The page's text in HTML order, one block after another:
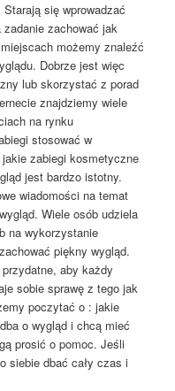
się wprowadzać
zachować jak
możemy znaleźć
Dobrze jest więc
lub skorzystać z porad
znajdziemy wiele
na rynku
stosować w
zabiegi kosmetyczne
jest bardzo istotny.
wiadomości na temat
Wiele osób udziela
na wykorzystanie
piękny wygląd.
aby każdy
sobie sprawę z tego jak
poczytać o : jakie
o wygląd i chcą mieć
prosić o pomoc. Jeśli
siebie dbać cały czas i